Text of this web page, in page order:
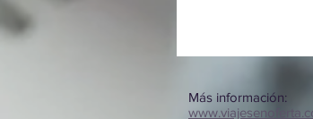
Más información: